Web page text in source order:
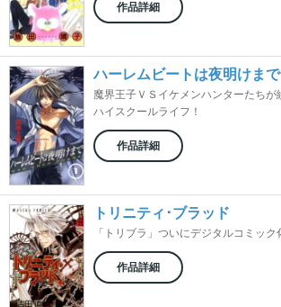
作品詳細
ハーレムビートは夜明けまで
魔界王子ＶＳイケメンハンターたちが
ハイスクールライフ！
作品詳細
トリニティ･ブラッド
「トリブラ」ついにデジタルコミック
作品詳細